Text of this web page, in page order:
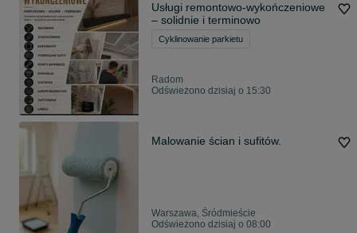
Usługi remontowo-wykończeniowe
– solidnie i terminowo
Cyklinowanie parkietu
Radom
Odświeżono dzisiaj o 15:30
Malowanie ścian i sufitów.
Warszawa, Śródmieście
Odświeżono dzisiaj o 08:00